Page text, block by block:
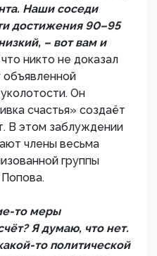
Наши соседи
достижения 90–95
– вот вам и
никто не доказал
объявленной
Он
счастья» создаёт
В этом заблуждении
члены весьма
группы
Попова.
то меры
Я думаю, что нет.
то политической